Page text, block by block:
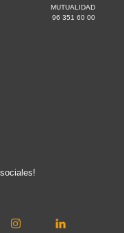
MUTUALIDAD
96 351 60 00